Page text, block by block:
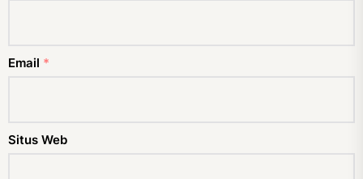
Email *
Situs Web